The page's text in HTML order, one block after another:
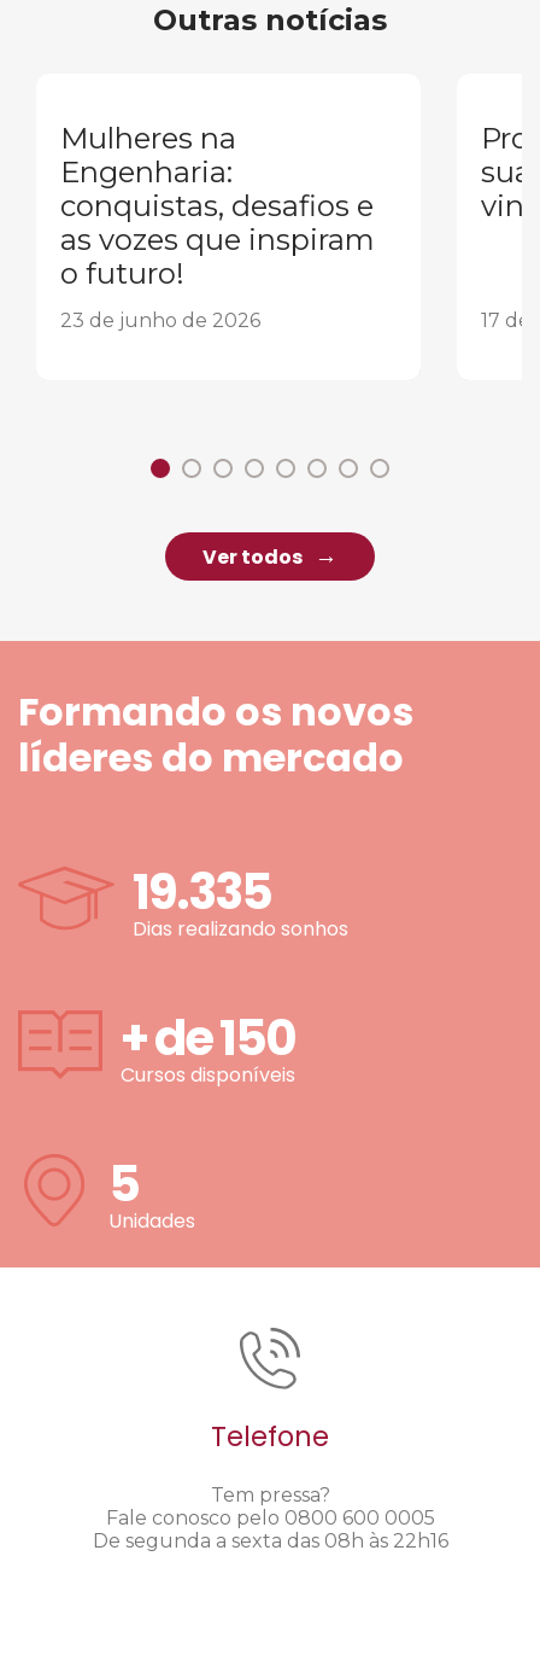
Outras notícias
Mulheres na
Engenharia:
conquistas, desafios e
as vozes que inspiram
o futuro!
23 de junho de 2026
sua
17 de
Ver todos
Formando os novos
líderes do mercado
19.335
Dias realizando sonhos
+ de150
Cursos disponíveis
5
Unidades
Telefone
Tem pressa?
Fale conosco pelo 0800 600 0005
De segunda a sexta das 08h às 22h16